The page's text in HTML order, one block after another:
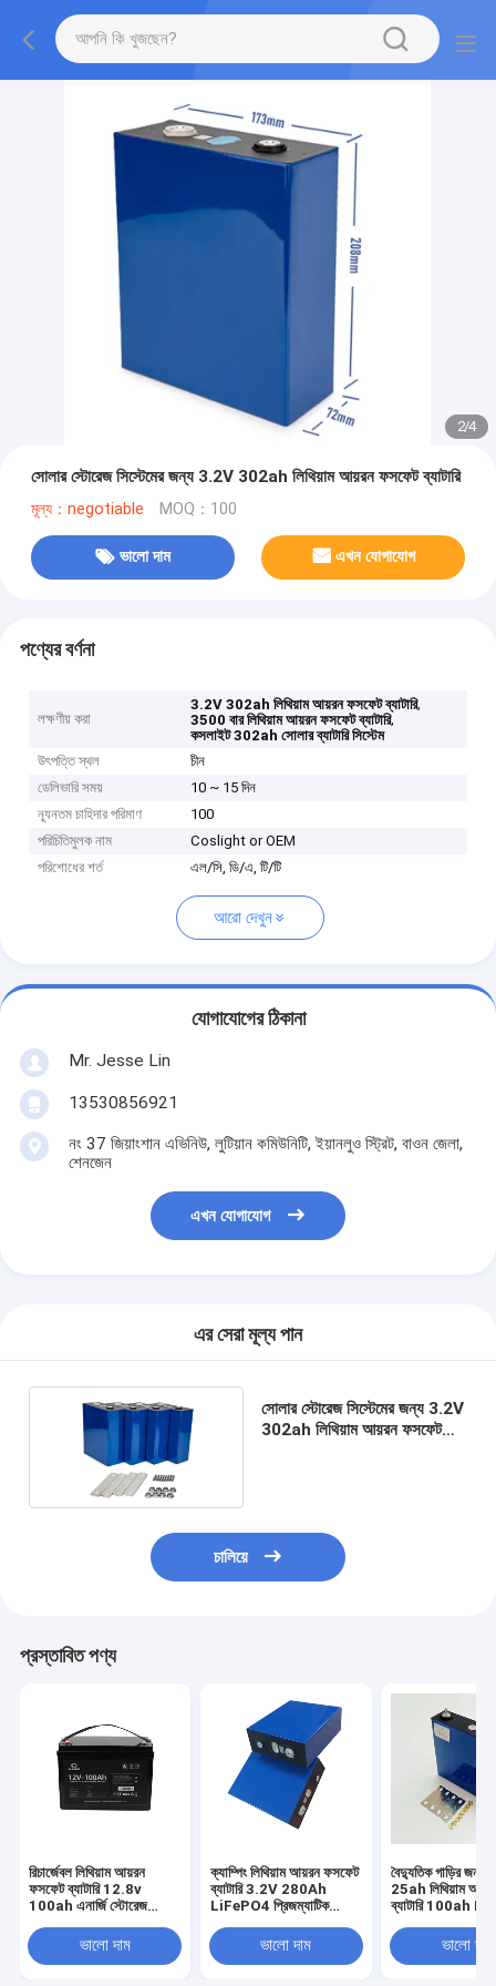
2/4
সোলার স্টোরেজ সিস্টেমের জন্য 3.2V 302ah লিথিয়াম আয়রন ফসফেট ব্যাটারি
মূল্য：negotiable MOQ：100
ভালো দাম এখন যোগাযোগ
পণ্যের বর্ণনা
লক্ষণীয় করা
3.2V 302ah লিথিয়াম আয়রন ফসফেট ব্যাটারি,
3500 বার লিথিয়াম আয়রন ফসফেট ব্যাটারি,
কসলাইট 302ah সোলার ব্যাটারি সিস্টেম
উৎপত্তি স্থল
চীন
ডেলিভারি সময়
10 ~ 15 দিন
ন্যূনতম চাহিদার পরিমাণ
100
পরিচিতিমুলক নাম
Coslight or OEM
পরিশোধের শর্ত
এল/সি, ডি/এ, টি/টি
আরো দেখুন
যোগাযোগের ঠিকানা
Mr. Jesse Lin
13530856921
নং 37 জিয়াংশান এভিনিউ, লুটিয়ান কমিউনিটি, ইয়ানলুও স্ট্রিট, বাওন জেলা,
শেনজেন
এখন যোগাযোগ
এর সেরা মূল্য পান
সোলার স্টোরেজ সিস্টেমের জন্য 3.2V
302ah লিথিয়াম আয়রন ফসফেট
চালিয়ে
প্রস্তাবিত পণ্য
রিচার্জেবল লিথিয়াম আয়রন
ফসফেট ব্যাটারি 12.8v
100ah এনার্জি স্টোরেজ
ভালো দাম
ক্যাম্পিং লিথিয়াম আয়রন ফসফেট
ব্যাটারি 3.2V 280Ah
LiFePO4 প্রিজম্যাটিক
ভালো দাম
বৈদ্যুতিক গাড়ির
25ah লিথিয়াম
ব্যাটারি 100ah
ভালো দাম